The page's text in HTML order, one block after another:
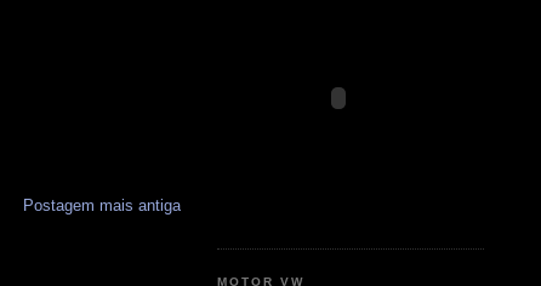
Postagem mais antiga
MOTOR VW